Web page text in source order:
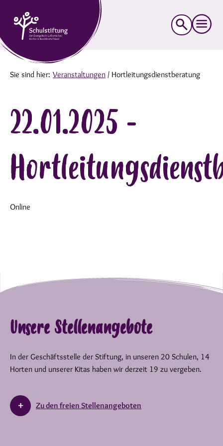
Suche
nach:
Sie sind hier: Veranstaltungen / Hortleitungsdienstberatung
22.01.2025 -
Online
Unsere Stellenangebote
In der Geschäftsstelle der Stiftung, in unseren 20 Schulen, 14
Horten und unserer Kitas haben wir derzeit 19 zu vergeben.
Zu den freien Stellenangeboten